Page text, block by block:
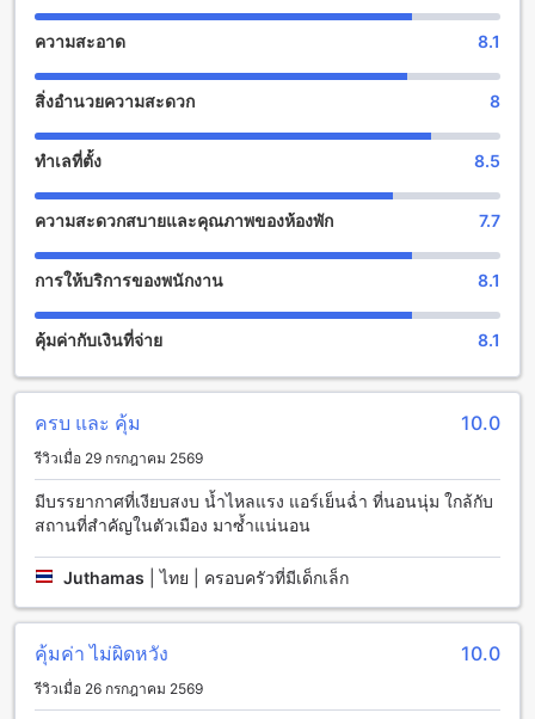
เรือนแพ รอยัล พาร์ค พิษณุโลก (SHA Plus+) เป็นที่พักที่มีสิ่ง
อำนวยความสะดวกที่หลากหลายสำหรับการสนุกสนานของผู้เข้า
สามารถนั่งพักผ่อนกับเครื่องดื่มเย็นๆ หรือน้ำผลไม้สดชื่นใน
สร้างสรรค์ที่สามารถสำรวจและเพลิดเพลินกับความงามของ
ธรรมชาติได้
สิ่งอำนวยความสะดวกสำหรับกีฬาที่เรือนแพ รอยัล พาร์ค
เรือนแพ รอยัล พาร์ค พิษณุโลก (SHA Plus+) เป็นที่พักที่มีสิ่ง
กิจกรรมกีฬาต่างๆ ได้อย่างเต็มที่ ที่นี่มีสระว่ายน้ำในร่มและสระ
ว่ายน้ำกลางแจ้งที่สามารถใช้งานได้ตลอดทั้งวัน นอกจากนี้ยังมี
บาร์ริมสระว่ายน้ำที่นี่ที่ท่านสามารถสั่งเครื่องดื่มและอาหารเล็กๆ
มากินและดื่มรับประทานได้ในขณะที่ผ่อนคลายร่างกายในสระ
ว่ายน้ำ
ที่เรือนแพ รอยัล พาร์ค พิษณุโลก (SHA Plus+) ยังมีห้องโยคะที่
ท่านสามารถฝึกฝนร่างกายและควบคุมจิตใจได้ ห้องโยคะที่นี่
ตกแต่งอย่างสวยงามและสะอาด มีอุปกรณ์ต่างๆ ให้บริการพร้อม
กับแอร์เย็นให้ความสะดวกสบายในระหว่างการฝึกฝน
อย่ารอช้า มาพักผ่อนและเพลิดเพลินกับกิจกรรมกีฬาในเรือนแพ
รอยัล พาร์ค พิษณุโลก (SHA Plus+) กันเถอะ
สิ่งอำนวยความสะดวกที่เรือนแพ รอยัล พาร์ค พิษณุโลก (SHA
Plus+)
ความสะอาด 8.1
สิ่งอำนวยความสะดวก 8
ทำเลที่ตั้ง 8.5
ความสะดวกสบายและคุณภาพของห้องพัก 7.7
การให้บริการของพนักงาน 8.1
คุ้มค่ากับเงินที่จ่าย 8.1
ครบ และ คุ้ม 10.0
รีวิวเมื่อ 29 กรกฎาคม 2569
มีบรรยากาศที่เงียบสงบ น้ำไหลแรง แอร์เย็นฉ่ำ ที่นอนนุ่ม ใกล้กับ
สถานที่สำคัญในตัวเมือง มาซ้ำแน่นอน
Juthamas |ไทย | ครอบครัวที่มีเด็กเล็ก
คุ้มค่า ไม่ผิดหวัง 10.0
รีวิวเมื่อ 26 กรกฎาคม 2569